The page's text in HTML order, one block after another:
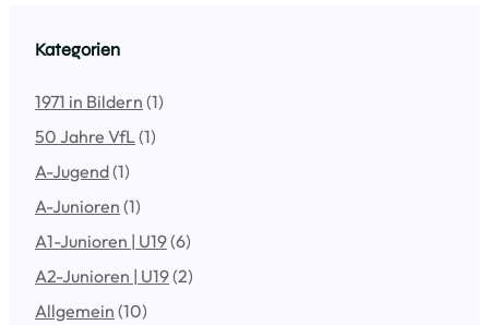
Kategorien
1971 in Bildern (1)
50 Jahre VfL(1)
A-Jugend(1)
A-Junioren (1)
A1-Junioren | U19(6)
A2-Junioren | U19(2)
Allgemein (10)